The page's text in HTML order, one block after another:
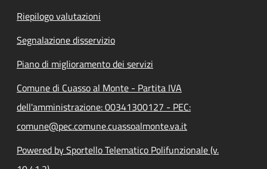
Riepilogo valutazioni
Segnalazione disservizio
Piano di miglioramento dei servizi
Comune di Cuasso al Monte - Partita IVA
dell'amministrazione: 00341300127 - PEC:
comune@pec.comune.cuassoalmonte.va.it
Powered by Sportello Telematico Polifunzionale (v.